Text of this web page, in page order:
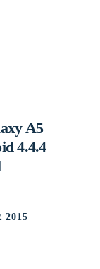
A5
4.4.4
2015